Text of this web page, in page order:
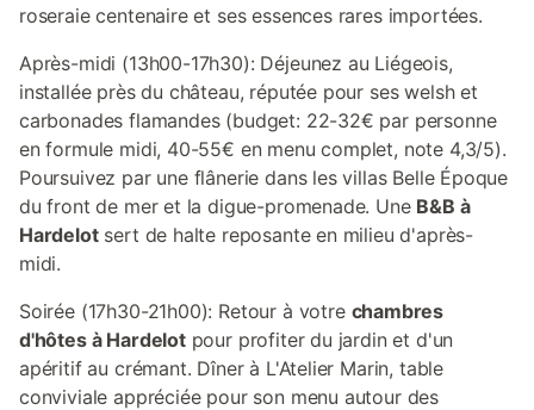
roseraie centenaire et ses essences rares importées.
Après-midi (13h00-17h30): Déjeunez au Liégeois,
installée près du château, réputée pour ses welsh et
carbonades flamandes (budget: 22-32€ par personne
en formule midi, 40-55€ en menu complet, note 4,3/5).
Poursuivez par une flânerie dans les villas Belle Époque
du front de mer et la digue-promenade. Une B&B à
Hardelotsert de halte reposante en milieu d'après-
midi.
Soirée (17h30-21h00): Retour à votre chambres
d'hôtes à Hardelotpour profiter du jardin et d'un
apéritif au crémant. Dîner à L'Atelier Marin, table
conviviale appréciée pour son menu autour des